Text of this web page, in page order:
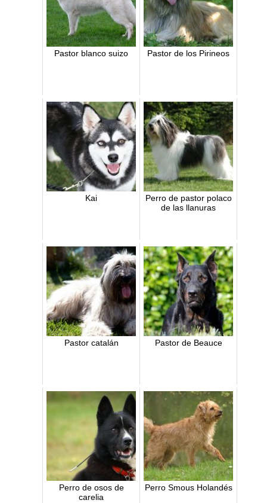
Pastor blanco suizo Pastor de los Pirineos
Kai
Perro de pastor polaco
de las llanuras
Pastor catalán Pastor de Beauce
Perro de osos de
carelia
Perro Smous Holandés